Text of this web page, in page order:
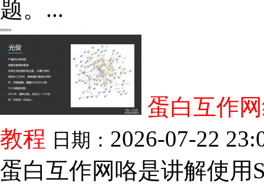
题。...
蛋白互作
教程 日期： 2026-07-22
蛋白互作网咯是讲解使用